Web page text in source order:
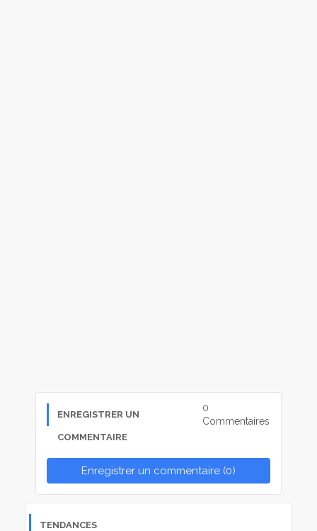
ENREGISTRER UN
COMMENTAIRE
0
Commentaires
Enregistrer un commentaire (0)
TENDANCES